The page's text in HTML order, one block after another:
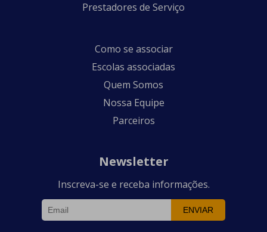
Prestadores de Serviço
Como se associar
Escolas associadas
Quem Somos
Nossa Equipe
Parceiros
Newsletter
Inscreva-se e receba informações.
ENVIAR